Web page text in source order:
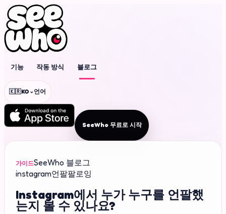
기능 작동 방식 블로그
🇰🇷KO ⌄언어
SeeWho 무료로 시작
가이드SeeWho 블로그
instagram언팔팔로잉
Instagram에서 누가 누구를 언팔했
는지 볼 수 있나요?